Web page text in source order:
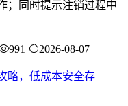
；同时提示注销过程中
991 2026-08-07